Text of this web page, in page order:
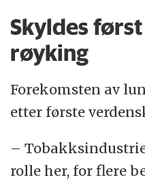
Skyldes
røyking
Forekomsten av
etter første
–
rolle her, for flere